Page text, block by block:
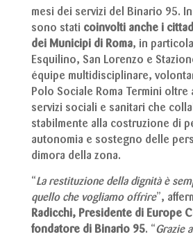
mesi dei servizi del Binario 95.
sono stati coinvolti anche i
dei Municipi di Roma, in
Esquilino, San Lorenzo e
équipe multidisciplinare,
Polo Sociale Roma Termini oltre
servizi sociali e sanitari che
stabilmente alla costruzione di
autonomia e sostegno delle
dimora della zona.
“La restituzione della dignità è
quello che vogliamo offrire”,
Radicchi, Presidente di Europe
fondatore di Binario 95. “Grazie